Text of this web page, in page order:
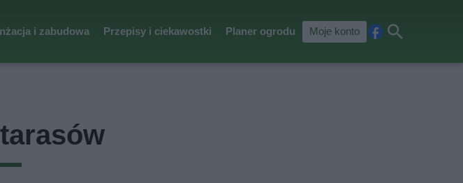
i zabudowa Przepisy i ciekawostki Planer ogrodu Moje konto
cebkaj